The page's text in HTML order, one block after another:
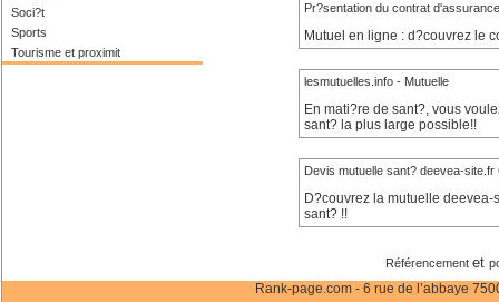
Soci?t
Sports
Tourisme et proximit
Pr?sentation du contrat
Mutuel en ligne : d?couvrez le
lesmutuelles.info - Mutuelle
En mati?re de sant?, vous
sant? la plus large possible!!
Devis mutuelle sant? deevea-site.fr
D?couvrez la mutuelle
sant? !!
Référencement et
Rank-page.com - 6 rue de l’abbaye